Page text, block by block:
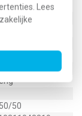
Lees
koper
50